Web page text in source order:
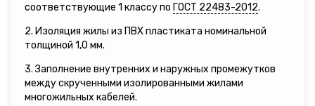
соответствующие 1 классу по ГОСТ 22483-2012.
2. Изоляция жилы из ПВХ пластиката номинальной
толщиной 1,0 мм.
3. Заполнение внутренних и наружных промежутков
между скрученными изолированными жилами
многожильных кабелей.